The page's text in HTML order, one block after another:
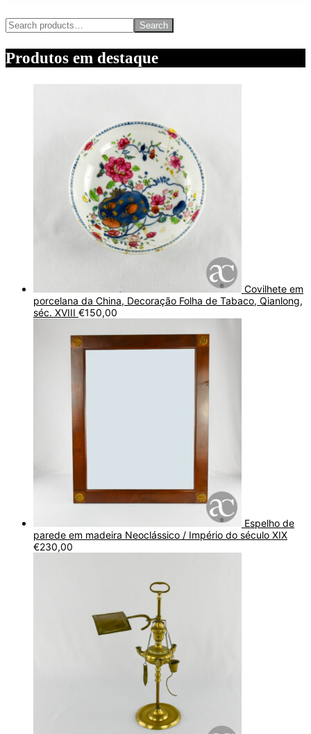
Search
Produtos em destaque
Covilhete em
porcelana da China, Decoração Folha de Tabaco, Qianlong,
séc. XVIII €150,00
Espelho de
parede em madeira Neoclássico / Império do século XIX
€230,00